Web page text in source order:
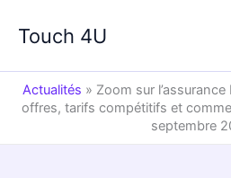
Touch 4U
Actualités » Zoom sur
offres, tarifs compétitifs et
septembre